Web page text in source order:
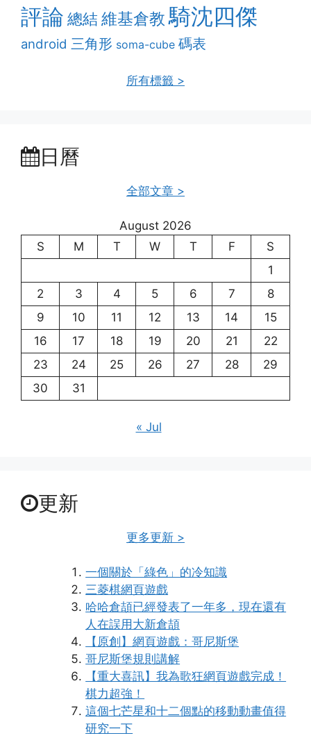
評論 總結 維基倉教 騎沈四傑
android 三角形 soma-cube 碼表
所有標籤 >
日曆
全部文章 >
August 2026
S
M T W T F
S
1
2
3 4 5 6 7
8
9
10 11 12 13 14
15
16
17 18 19 20 21
22
23
24 25 26 27 28
29
30
31
« Jul
更新
更多更新 >
一個關於「綠色」的冷知識
三菱棋網頁遊戲
哈哈倉頡已經發表了一年多，現在還有
人在誤用大新倉頡
【原創】網頁遊戲：哥尼斯堡
哥尼斯堡規則講解
【重大喜訊】我為歌狂網頁遊戲完成！
棋力超強！
這個七芒星和十二個點的移動動畫值得
研究一下